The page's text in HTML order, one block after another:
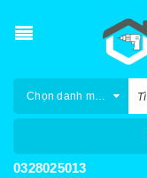
Chọn danh mục
0328025013